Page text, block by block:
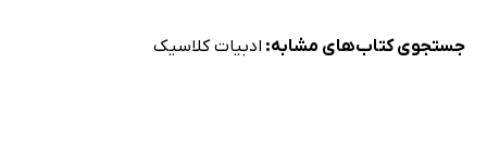
جستجوی کتاب‌های مشابه: ادبیات کلاسیک